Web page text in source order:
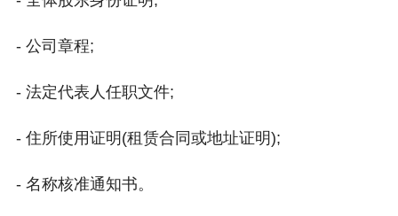
- 公司章程;
- 法定代表人任职文件;
- 住所使用证明(租赁合同或地址证明);
- 名称核准通知书。